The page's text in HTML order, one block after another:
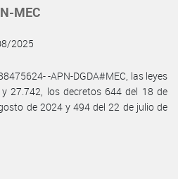
MEC
2025
-APN-DGDA#MEC, las leyes
27.742, los decretos 644 del 18 de
de 2024 y 494 del 22 de julio de